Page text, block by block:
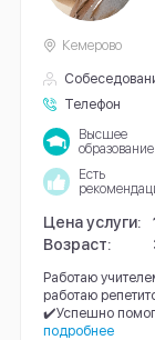
Телефон
Кемерово
Высшее
образование
Есть
Цена услуги:
Возраст:
Работаю
работаю
✔️Успешно
подробнее